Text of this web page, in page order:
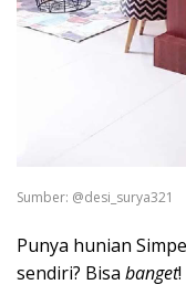
Sumber: @desi_surya321
Punya hunian
sendiri? Bisa banget!